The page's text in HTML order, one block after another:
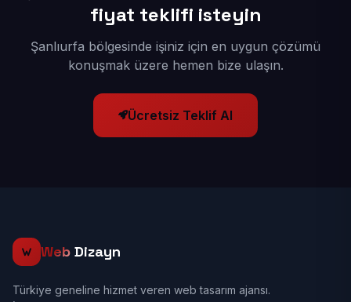
fiyat teklifi isteyin
Şanlıurfa bölgesinde işiniz için en uygun çözümü
konuşmak üzere hemen bize ulaşın.
Ücretsiz Teklif Al
Web Dizayn
Türkiye geneline hizmet veren web tasarım ajansı.